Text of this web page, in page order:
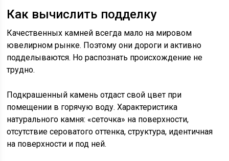
Как вычислить подделку
Качественных камней всегда мало на мировом
ювелирном рынке. Поэтому они дороги и активно
подделываются. Но распознать происхождение не
трудно.
Подкрашенный камень отдаст свой цвет при
помещении в горячую воду. Характеристика
натурального камня: «сеточка» на поверхности,
отсутствие сероватого оттенка, структура, идентичная
на поверхности и под ней.